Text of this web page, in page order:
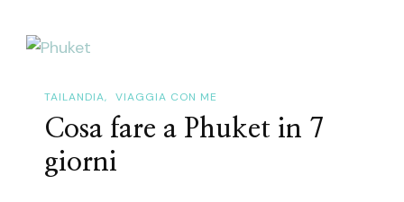
TAILANDIA VIAGGIA CON ME
Cosa fare a Phuket in 7
giorni